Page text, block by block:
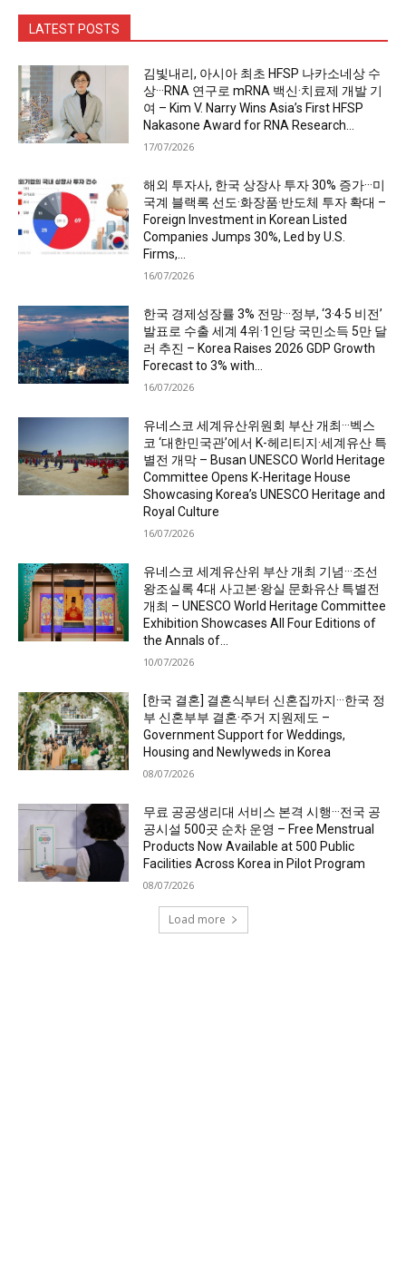
LATEST POSTS
김빛내리, 아시아 최초 HFSP 나카소네상 수
상···RNA 연구로 mRNA 백신·치료제 개발 기
여 – Kim V. Narry Wins Asia’s First HFSP
Nakasone Award for RNA Research...
17/07/2026
해외 투자사, 한국 상장사 투자 30% 증가···미
국계 블랙록 선도·화장품·반도체 투자 확대 –
Foreign Investment in Korean Listed
Companies Jumps 30%, Led by U.S.
Firms,...
16/07/2026
한국 경제성장률 3% 전망···정부, ‘3·4·5 비전’
발표로 수출 세계 4위·1인당 국민소득 5만 달
러 추진 – Korea Raises 2026 GDP Growth
Forecast to 3% with...
16/07/2026
유네스코 세계유산위원회 부산 개최···벡스
코 ‘대한민국관’에서 K-헤리티지·세계유산 특
별전 개막 – Busan UNESCO World Heritage
Committee Opens K-Heritage House
Showcasing Korea’s UNESCO Heritage and
Royal Culture
16/07/2026
유네스코 세계유산위 부산 개최 기념···조선
왕조실록 4대 사고본·왕실 문화유산 특별전
개최 – UNESCO World Heritage Committee
Exhibition Showcases All Four Editions of
the Annals of...
10/07/2026
[한국 결혼] 결혼식부터 신혼집까지···한국 정
부 신혼부부 결혼·주거 지원제도 –
Government Support for Weddings,
Housing and Newlyweds in Korea
08/07/2026
무료 공공생리대 서비스 본격 시행···전국 공
공시설 500곳 순차 운영 – Free Menstrual
Products Now Available at 500 Public
Facilities Across Korea in Pilot Program
08/07/2026
Load more